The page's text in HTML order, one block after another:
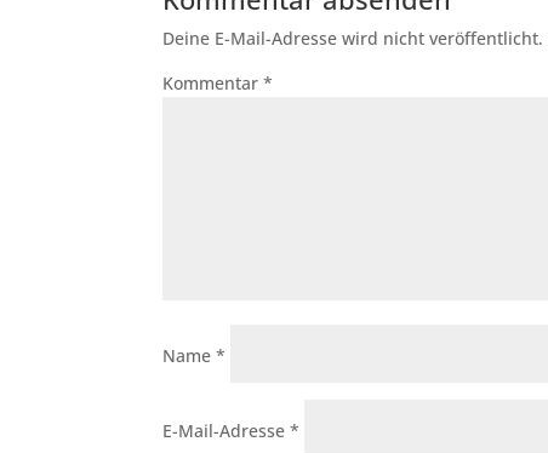
Deine E-Mail-Adresse wird nicht veröffentlicht.
Kommentar*
Name*
E-Mail-Adresse*